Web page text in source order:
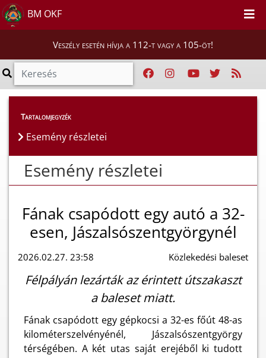
BM OKF
Veszély esetén hívja a 112-t vagy a 105-öt!
Esemény részletei
Tartalomjegyzék
Esemény részletei
Esemény részletei
Fának csapódott egy autó a 32-
esen, Jászalsószentgyörgynél
2026.02.27. 23:58 Közlekedési baleset
Félpályán lezárták az érintett útszakaszt
a baleset miatt.
Fának csapódott egy gépkocsi a 32-es főút 48-as
kilométerszelvényénél, Jászalsószentgyörgy
térségében. A két utas saját erejéből ki tudott